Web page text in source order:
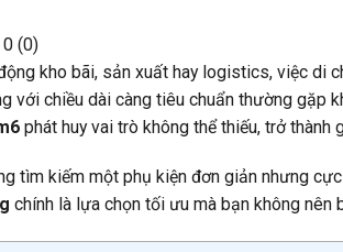
0 (0)
kho bãi, sản xuất hay logistics, việc di
với chiều dài càng tiêu chuẩn thường gặp
phát huy vai trò không thể thiếu, trở
tìm kiếm một phụ kiện đơn giản nhưng
chính là lựa chọn tối ưu mà bạn không nên